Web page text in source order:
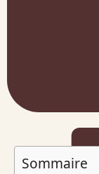
Sommaire